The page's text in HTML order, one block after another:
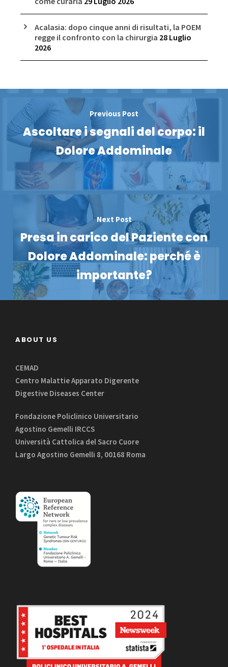
Acalasia: dopo cinque anni di risultati, la POEM
regge il confronto con la chirurgia 28 Luglio
2026
Previous Post
Ascoltare i segnali del corpo: il
Dolore Addominale
Next Post
Presa in carico del Paziente con
Dolore Addominale: perché è
importante?
ABOUT US
CEMAD
Centro Malattie Apparato Digerente
Digestive Diseases Center
Fondazione Policlinico Universitario
Agostino Gemelli IRCCS
Università Cattolica del Sacro Cuore
Largo Agostino Gemelli 8, 00168 Roma